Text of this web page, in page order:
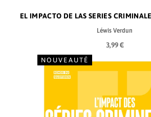
EL IMPACTO DE LAS SERIES
Léwis Verdun
3,99 €
NOUVEAUTÉ